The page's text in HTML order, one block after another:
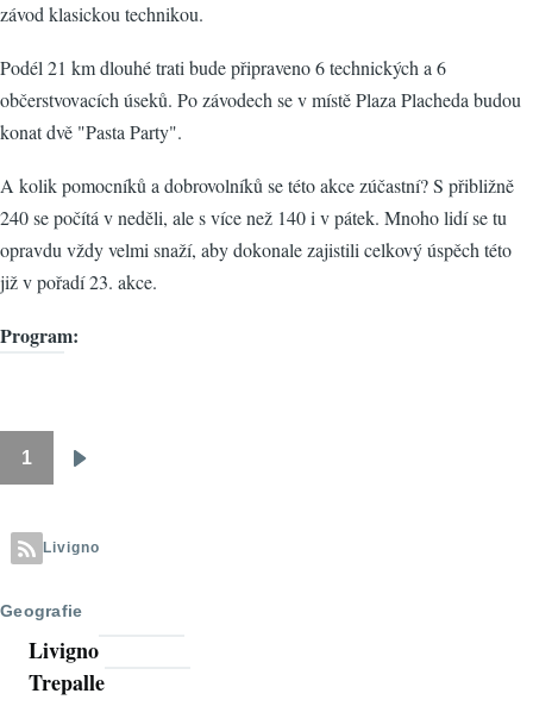
závod klasickou technikou.
Podél 21 km dlouhé trati bude připraveno 6 technických a 6
občerstvovacích úseků. Po závodech se v místě Plaza Placheda budou
konat dvě "Pasta Party".
A kolik pomocníků a dobrovolníků se této akce zúčastní? S přibližně
240 se počítá v neděli, ale s více než 140 i v pátek. Mnoho lidí se tu
opravdu vždy velmi snaží, aby dokonale zajistili celkový úspěch této
již v pořadí 23. akce.
Program:
Pagination
1
Livigno
Geografie
Livigno
Trepalle